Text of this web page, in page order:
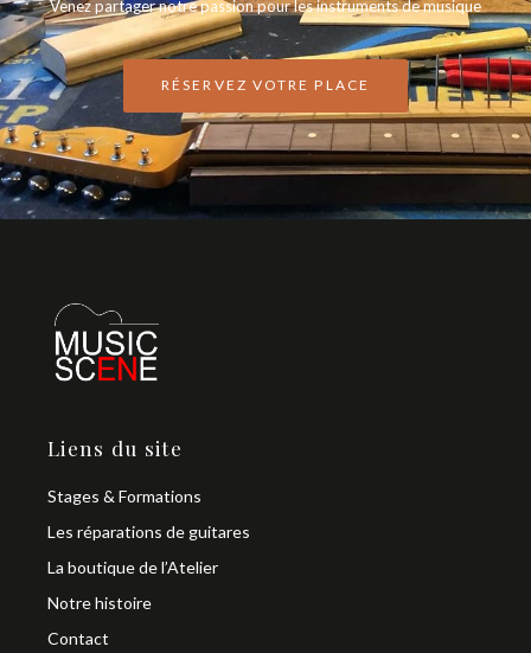
Venez partager notre passion pour les instruments de musique
RÉSERVEZ VOTRE PLACE
Liens du site
Stages & Formations
Les réparations de guitares
La boutique de l’Atelier
Notre histoire
Contact